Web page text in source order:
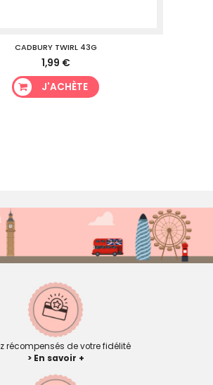
CADBURY TWIRL 43G
1,99 €
J'ACHÈTE
récompensés de votre fidélité
> En savoir +